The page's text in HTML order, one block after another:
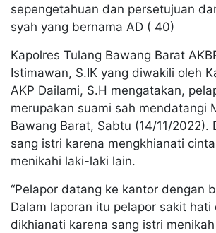
sepengetahuan dan persetujuan
syah yang bernama AD ( 40)
Kapolres Tulang Bawang Barat
Istimawan, S.IK yang diwakili oleh
AKP Dailami, S.H mengatakan,
merupakan suami sah mendatangi
Bawang Barat, Sabtu (14/11/2022).
sang istri karena mengkhianati
menikahi laki-laki lain.
“Pelapor datang ke kantor dengan
Dalam laporan itu pelapor sakit hati
dikhianati karena sang istri